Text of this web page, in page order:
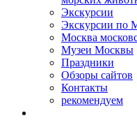
Экскурсии
Экскурсии по
Москва
Музеи Москвы
Праздники
Обзоры сайтов
Контакты
рекомендуем